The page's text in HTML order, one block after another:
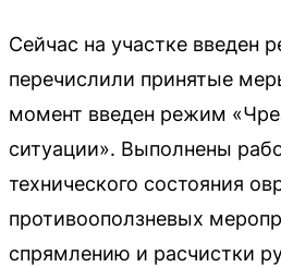
Сейчас на участке введен
перечислили принятые
момент введен режим
ситуации». Выполнены
технического состояния
противооползневых
спрямлению и расчистки